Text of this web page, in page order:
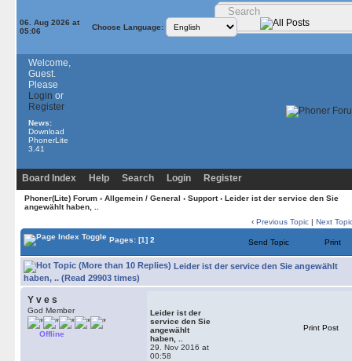
06. Aug 2026 at
05:06
Choose Language:
Welcome,
Guest.
Please
Login or
Register
News:
Download
PhonerLite
3.41
Board Index Help Search Login Register
Phoner(Lite) Forum› Allgemein / General › Support› Leider ist der service den Sie
angewählt haben, ..
‹ Previous Topic | Next
Pages: [1] 2 Send Topic Print
Leider ist der service den Sie angewählt
haben, .. (Read 29903 times)
Y v e s
God Member
Offline
Leider ist der
service den Sie
angewählt
haben, ..
29. Nov 2016 at
00:58
Print Post